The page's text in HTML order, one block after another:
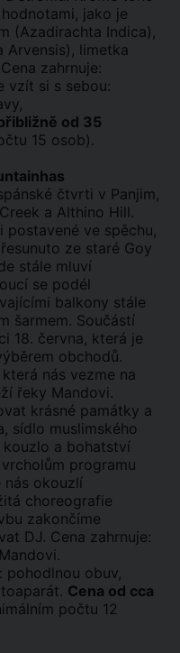
jako je
(Azadirachta Indica),
Arvensis), limetka
zahrnuje:
vzít si s sebou:
od 35
15 osob).
čtvrti v Panjim,
a Althino Hill.
ve spěchu,
ze staré Goy
stále mluví
se podél
balkony stále
šarmem. Součástí
18. června, která je
obchodů.
nás vezme na
řeky Mandovi.
krásné památky a
sídlo muslimského
a bohatství
programu
okouzlí
choreografie
zakončíme
DJ. Cena zahrnuje:
pohodlnou obuv,
Cena od cca
počtu 12